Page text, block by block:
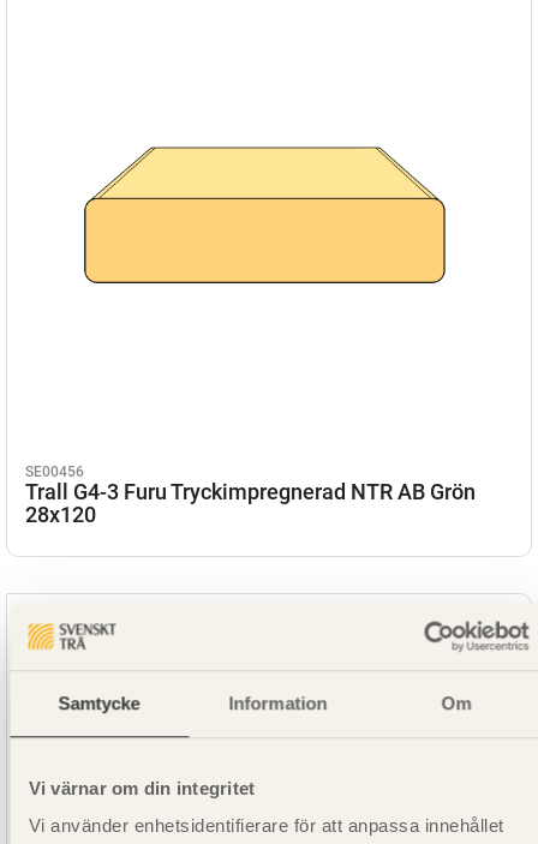
Samtycke Information Om
Vi värnar om din integritet
Vi använder enhetsidentifierare för att anpassa innehållet
SE00456
Trall G4-3 Furu Tryckimpregnerad NTR AB Grön
28x120